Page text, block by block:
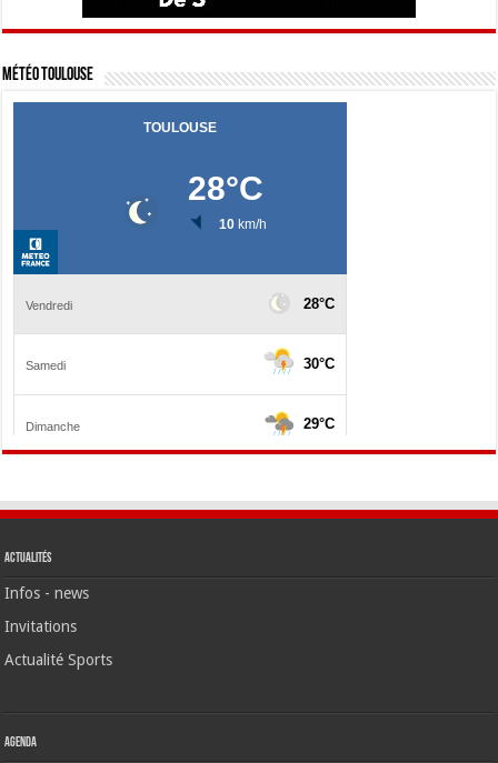
Météo Toulouse
Actualités
Infos - news
Invitations
Actualité Sports
Agenda